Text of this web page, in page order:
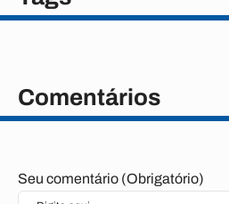
Comentários
Seu comentário (Obrigatório)